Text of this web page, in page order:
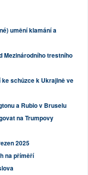
umění klamání a
Mezinárodního trestního
schůzce k Ukrajině ve
a Rubio v Bruselu
na Trumpovy
2025
na příměří